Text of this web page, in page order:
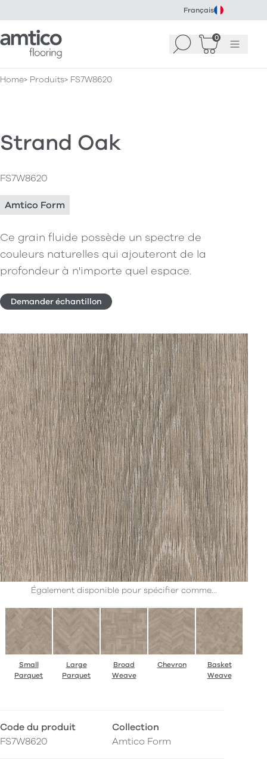
Français
Amtico Flooring Recherche
0
Panier(0)
Menu
Home Produits FS7W8620
Strand Oak
FS7W8620
Amtico Form
Ce grain fluide possède un spectre de
couleurs naturelles qui ajouteront de la
profondeur à n'importe quel espace.
Demander échantillon
Également disponible pour spécifier comme...
Small
Parquet
Large
Parquet
Broad
Weave
Chevron
Basket
Weave
Code du produit
FS7W8620
Collection
Amtico Form